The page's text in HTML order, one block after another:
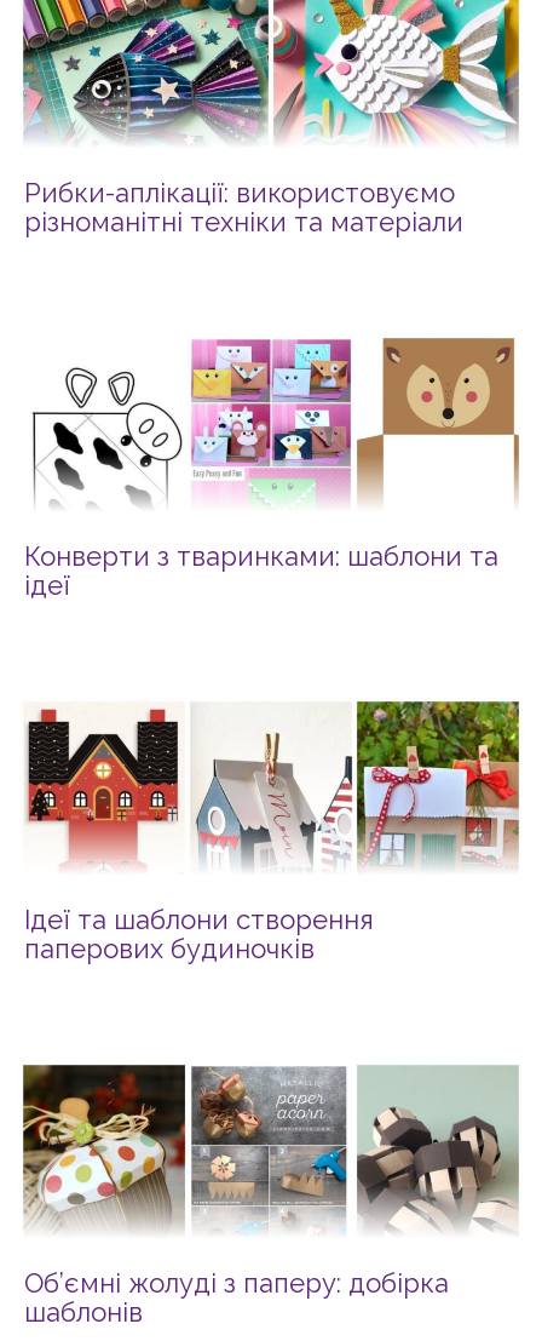
Рибки-аплікації: використовуємо
різноманітні техніки та матеріали
Конверти з тваринками: шаблони та
ідеї
Ідеї та шаблони створення
паперових будиночків
Об’ємні жолуді з паперу: добірка
шаблонів